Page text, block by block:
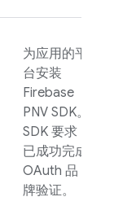
为应用的平
台安装
Firebase
PNV SDK。
SDK 要求
已成功完成
OAuth 品
牌验证。